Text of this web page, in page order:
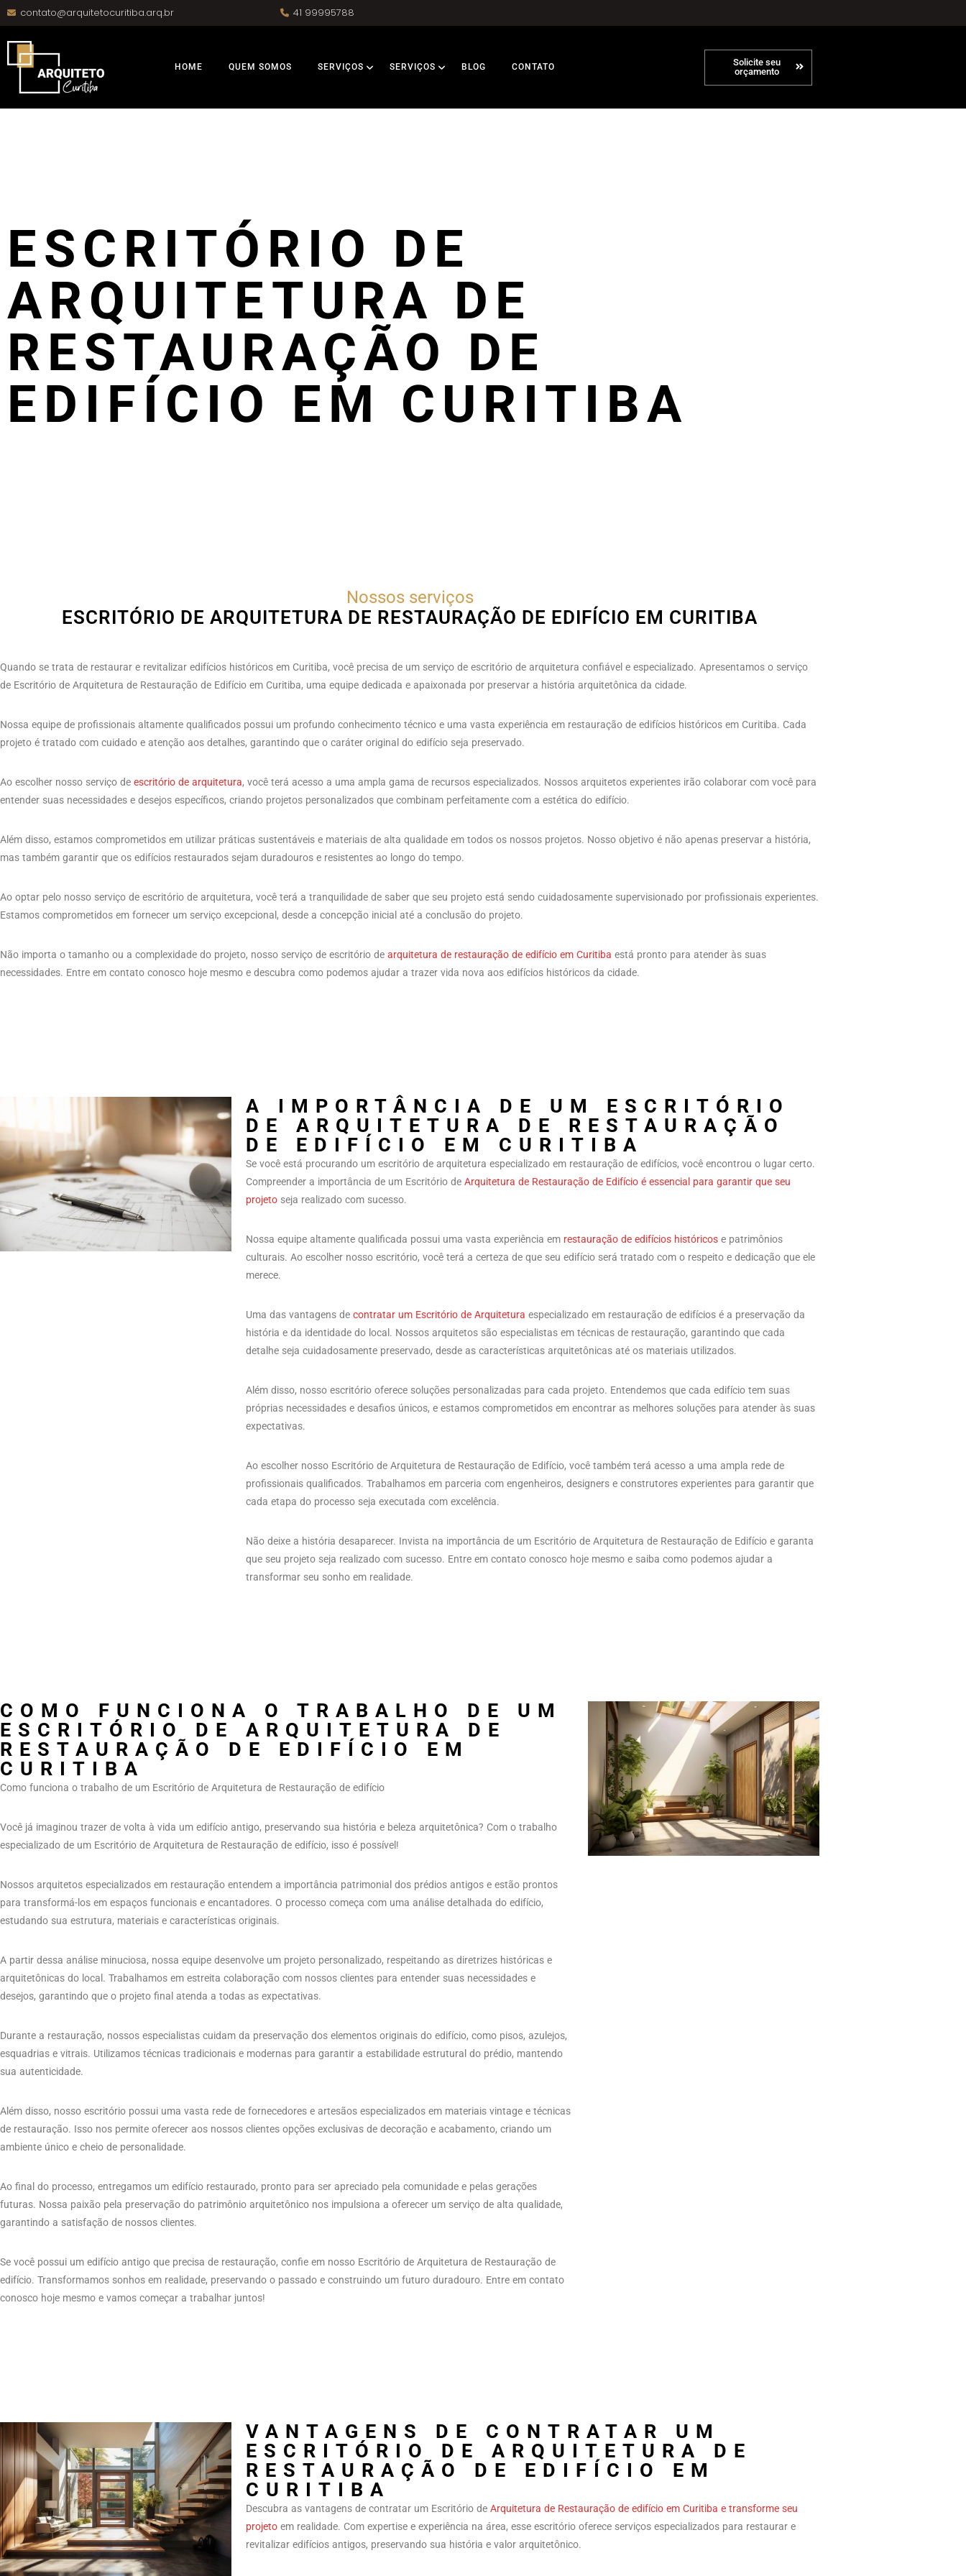
contato@arquitetocuritiba.arq.br 41 99995788
HOME QUEM SOMOS SERVIÇOS SERVIÇOS BLOG CONTATO
Solicite seu
orçamento
ESCRITÓRIO DE
ARQUITETURA DE
RESTAURAÇÃO DE
EDIFÍCIO EM CURITIBA
Nossos serviços
ESCRITÓRIO DE ARQUITETURA DE RESTAURAÇÃO DE EDIFÍCIO EM CURITIBA
Quando se trata de restaurar e revitalizar edifícios históricos em Curitiba, você precisa de um serviço de escritório de arquitetura confiável e especializado. Apresentamos o serviço
de Escritório de Arquitetura de Restauração de Edifício em Curitiba, uma equipe dedicada e apaixonada por preservar a história arquitetônica da cidade.
Nossa equipe de profissionais altamente qualificados possui um profundo conhecimento técnico e uma vasta experiência em restauração de edifícios históricos em Curitiba. Cada
projeto é tratado com cuidado e atenção aos detalhes, garantindo que o caráter original do edifício seja preservado.
Ao escolher nosso serviço de escritório de arquitetura, você terá acesso a uma ampla gama de recursos especializados. Nossos arquitetos experientes irão colaborar com você para
entender suas necessidades e desejos específicos, criando projetos personalizados que combinam perfeitamente com a estética do edifício.
Além disso, estamos comprometidos em utilizar práticas sustentáveis ​​e materiais de alta qualidade em todos os nossos projetos. Nosso objetivo é não apenas preservar a história,
mas também garantir que os edifícios restaurados sejam duradouros e resistentes ao longo do tempo.
Ao optar pelo nosso serviço de escritório de arquitetura, você terá a tranquilidade de saber que seu projeto está sendo cuidadosamente supervisionado por profissionais experientes.
Estamos comprometidos em fornecer um serviço excepcional, desde a concepção inicial até a conclusão do projeto.
Não importa o tamanho ou a complexidade do projeto, nosso serviço de escritório de arquitetura de restauração de edifício em Curitiba está pronto para atender às suas
necessidades. Entre em contato conosco hoje mesmo e descubra como podemos ajudar a trazer vida nova aos edifícios históricos da cidade.
A IMPORTÂNCIA DE UM ESCRITÓRIO
DE ARQUITETURA DE RESTAURAÇÃO
DE EDIFÍCIO EM CURITIBA
Se você está procurando um escritório de arquitetura especializado em restauração de edifícios, você encontrou o lugar certo.
Compreender a importância de um Escritório de Arquitetura de Restauração de Edifício é essencial para garantir que seu
projeto seja realizado com sucesso.
Nossa equipe altamente qualificada possui uma vasta experiência em restauração de edifícios históricos e patrimônios
culturais. Ao escolher nosso escritório, você terá a certeza de que seu edifício será tratado com o respeito e dedicação que ele
merece.
Uma das vantagens de contratar um Escritório de Arquitetura especializado em restauração de edifícios é a preservação da
história e da identidade do local. Nossos arquitetos são especialistas em técnicas de restauração, garantindo que cada
detalhe seja cuidadosamente preservado, desde as características arquitetônicas até os materiais utilizados.
Além disso, nosso escritório oferece soluções personalizadas para cada projeto. Entendemos que cada edifício tem suas
próprias necessidades e desafios únicos, e estamos comprometidos em encontrar as melhores soluções para atender às suas
expectativas.
Ao escolher nosso Escritório de Arquitetura de Restauração de Edifício, você também terá acesso a uma ampla rede de
profissionais qualificados. Trabalhamos em parceria com engenheiros, designers e construtores experientes para garantir que
cada etapa do processo seja executada com excelência.
Não deixe a história desaparecer. Invista na importância de um Escritório de Arquitetura de Restauração de Edifício e garanta
que seu projeto seja realizado com sucesso. Entre em contato conosco hoje mesmo e saiba como podemos ajudar a
transformar seu sonho em realidade.
COMO FUNCIONA O TRABALHO DE UM
ESCRITÓRIO DE ARQUITETURA DE
RESTAURAÇÃO DE EDIFÍCIO EM
CURITIBA
Como funciona o trabalho de um Escritório de Arquitetura de Restauração de edifício
Você já imaginou trazer de volta à vida um edifício antigo, preservando sua história e beleza arquitetônica? Com o trabalho
especializado de um Escritório de Arquitetura de Restauração de edifício, isso é possível!
Nossos arquitetos especializados em restauração entendem a importância patrimonial dos prédios antigos e estão prontos
para transformá-los em espaços funcionais e encantadores. O processo começa com uma análise detalhada do edifício,
estudando sua estrutura, materiais e características originais.
A partir dessa análise minuciosa, nossa equipe desenvolve um projeto personalizado, respeitando as diretrizes históricas e
arquitetônicas do local. Trabalhamos em estreita colaboração com nossos clientes para entender suas necessidades e
desejos, garantindo que o projeto final atenda a todas as expectativas.
Durante a restauração, nossos especialistas cuidam da preservação dos elementos originais do edifício, como pisos, azulejos,
esquadrias e vitrais. Utilizamos técnicas tradicionais e modernas para garantir a estabilidade estrutural do prédio, mantendo
sua autenticidade.
Além disso, nosso escritório possui uma vasta rede de fornecedores e artesãos especializados em materiais vintage e técnicas
de restauração. Isso nos permite oferecer aos nossos clientes opções exclusivas de decoração e acabamento, criando um
ambiente único e cheio de personalidade.
Ao final do processo, entregamos um edifício restaurado, pronto para ser apreciado pela comunidade e pelas gerações
futuras. Nossa paixão pela preservação do patrimônio arquitetônico nos impulsiona a oferecer um serviço de alta qualidade,
garantindo a satisfação de nossos clientes.
Se você possui um edifício antigo que precisa de restauração, confie em nosso Escritório de Arquitetura de Restauração de
edifício. Transformamos sonhos em realidade, preservando o passado e construindo um futuro duradouro. Entre em contato
conosco hoje mesmo e vamos começar a trabalhar juntos!
VANTAGENS DE CONTRATAR UM
ESCRITÓRIO DE ARQUITETURA DE
RESTAURAÇÃO DE EDIFÍCIO EM
CURITIBA
Descubra as vantagens de contratar um Escritório de Arquitetura de Restauração de edifício em Curitiba e transforme seu
projeto em realidade. Com expertise e experiência na área, esse escritório oferece serviços especializados para restaurar e
revitalizar edifícios antigos, preservando sua história e valor arquitetônico.